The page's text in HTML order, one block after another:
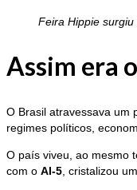
Feira Hippie
Assim era
O Brasil atravessava um
regimes políticos,
O país viveu, ao mesmo
com o AI-5 , cristalizou